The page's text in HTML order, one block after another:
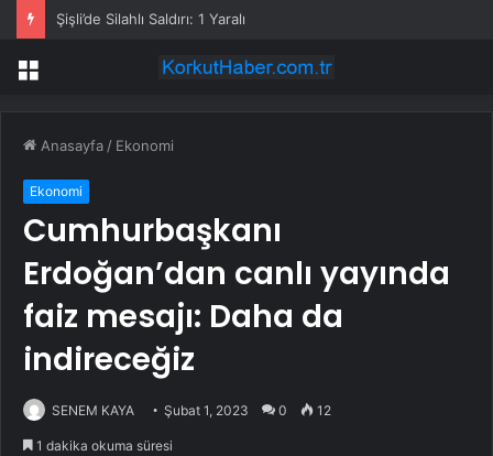
Şişli’de Silahlı Saldırı: 1 Yaralı
Menü
Anasayfa / Ekonomi
Ekonomi
Cumhurbaşkanı
Erdoğan’dan canlı yayında
faiz mesajı: Daha da
indireceğiz
SENEM KAYA Şubat 1, 2023 0 12
1 dakika okuma süresi